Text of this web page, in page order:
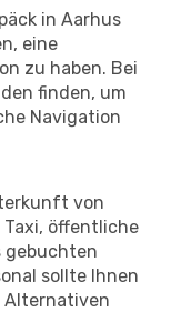
in Aarhus
eine
zu haben. Bei
finden, um
Navigation
von
Taxi, öffentliche
gebuchten
sollte Ihnen
Alternativen